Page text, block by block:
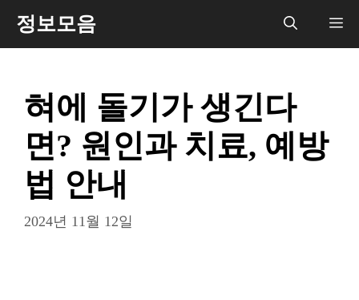
정보모음 메
혀에 돌기가 생긴다
면? 원인과 치료, 예방
법 안내
2024년 11월 12일